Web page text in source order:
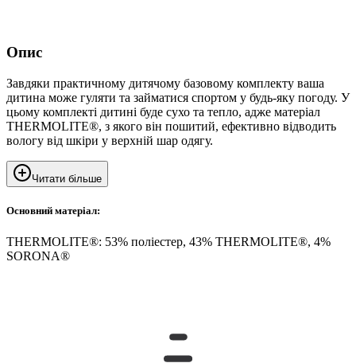
Опис
Завдяки практичному дитячому базовому комплекту ваша
дитина може гуляти та займатися спортом у будь-яку погоду. У
цьому комплекті дитині буде сухо та тепло, адже матеріал
THERMOLITE®, з якого він пошитий, ефективно відводить
вологу від шкіри у верхній шар одягу.
Читати більше
Основний матеріал:
THERMOLITE®: 53% поліестер, 43% THERMOLITE®, 4%
SORONA®